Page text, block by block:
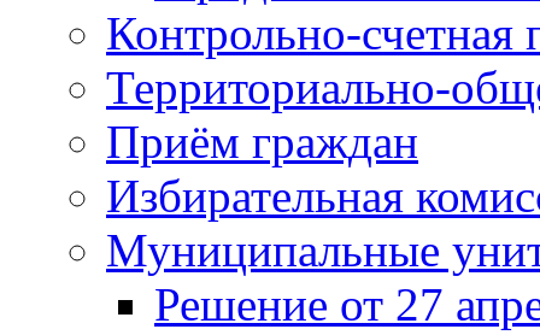
Контрольно-счетная
Территориально-
Приём граждан
Избирательная
Муниципальные
Решение от 27